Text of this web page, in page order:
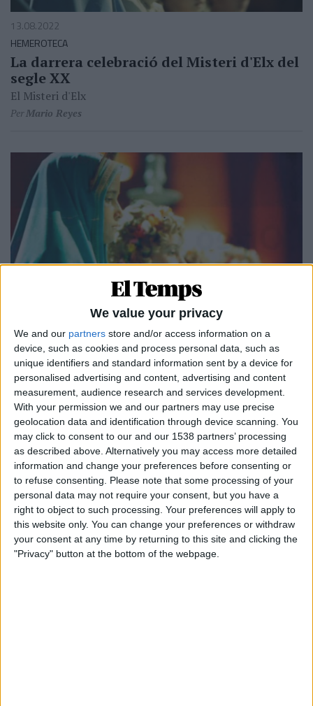
We value your privacy
We and our partners store and/or access information on a
device, such as cookies and process personal data, such as
unique identifiers and standard information sent by a device for
personalised advertising and content, advertising and content
measurement, audience research and services development.
With your permission we and our partners may use precise
geolocation data and identification through device scanning. You
may click to consent to our and our 1538 partners’ processing
as described above. Alternatively you may access more detailed
information and change your preferences before consenting or
to refuse consenting.
Please note that some processing of your
personal data may not require your consent, but you have a
right to object to such processing. Your preferences will apply to
this website only. You can change your preferences or withdraw
your consent at any time by returning to this site and clicking the
"Privacy" button at the bottom of the webpage.
13.08.2022
HEMEROTECA
La darrera celebració del Misteri d'Elx del
segle XX
El Misteri d'Elx
PerMario Reyes
14.08.2021
HEMEROTECA
Els cantors de la Festa o del Misteri d'Elx
Cultura
PerJuli Capilla